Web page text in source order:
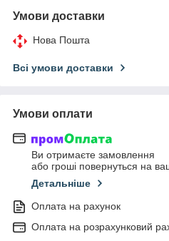
Умови доставки
Нова Пошта
Всі умови доставки
Умови оплати
Ви отримаєте замовлення
або гроші повернуться на
Детальніше
Оплата на рахунок
Оплата на розрахунковий